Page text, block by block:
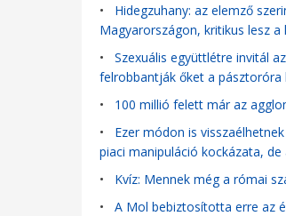
• Hidegzuhany: az elemző
Magyarországon, kritikus lesz a
• Szexuális együttlétre invitál
felrobbantják őket a pásztoróra
• 100 millió felett már az
• Ezer módon is
piaci manipuláció kockázata, de
• Kvíz: Mennek még a római
• A Mol bebiztosította erre az